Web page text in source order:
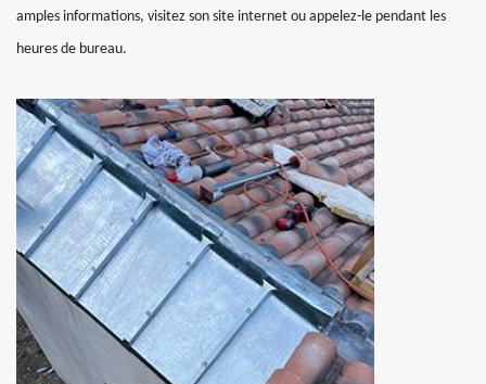
amples informations, visitez son site internet ou appelez-le pendant les
heures de bureau.